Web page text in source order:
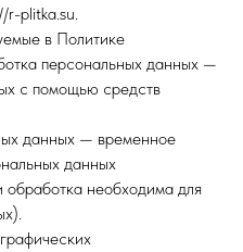
r-plitka.su.
в Политике
персональных данных —
с помощью средств
данных — временное
данных
необходима для